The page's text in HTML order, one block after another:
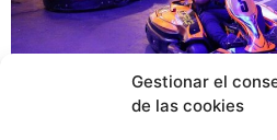
Gestionar el
de las cookies